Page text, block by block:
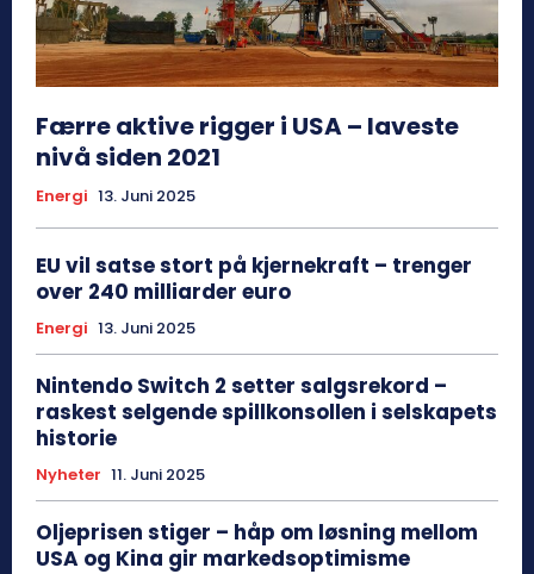
Færre aktive rigger i USA – laveste
nivå siden 2021
Energi 13. Juni 2025
EU vil satse stort på kjernekraft – trenger
over 240 milliarder euro
Energi 13. Juni 2025
Nintendo Switch 2 setter salgsrekord –
raskest selgende spillkonsollen i selskapets
historie
Nyheter 11. Juni 2025
Oljeprisen stiger – håp om løsning mellom
USA og Kina gir markedsoptimisme